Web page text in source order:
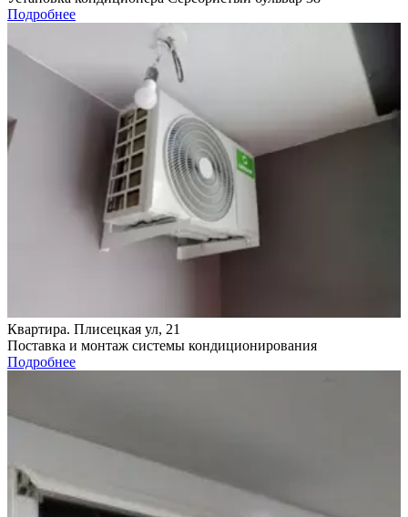
Подробнее
Квартира. Плисецкая ул, 21
Поставка и монтаж системы кондиционирования
Подробнее